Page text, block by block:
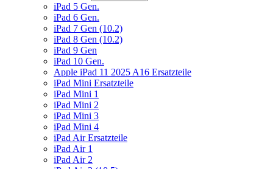
iPad 5 Gen.
iPad 6 Gen.
iPad 7 Gen (10.2)
iPad 8 Gen (10.2)
iPad 9 Gen
iPad 10 Gen.
Apple iPad 11 2025 A16 Ersatzteile
iPad Mini Ersatzteile
iPad Mini 1
iPad Mini 2
iPad Mini 3
iPad Mini 4
iPad Air Ersatzteile
iPad Air 1
iPad Air 2